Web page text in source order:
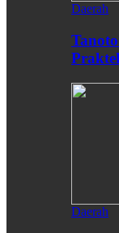
Daerah
Daerah